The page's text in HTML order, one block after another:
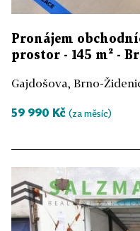
Pronájem
prostor - 145 m² -
Gajdošova, Brno-
59 990 Kč (za měsíc)